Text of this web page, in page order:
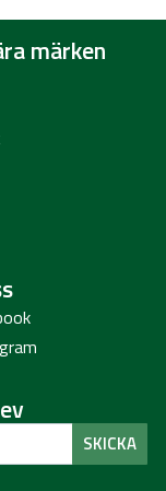
märken
SKICKA